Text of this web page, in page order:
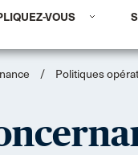
VOUS
/ Politiques